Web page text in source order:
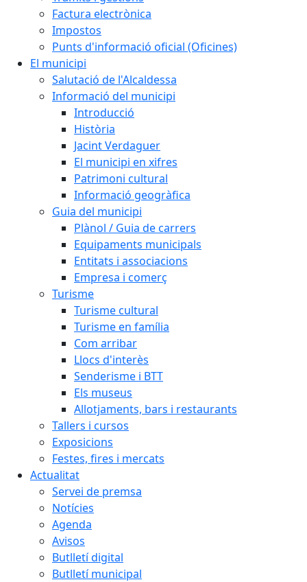
Factura electrònica
Impostos
Punts d'informació oficial (Oficines)
El municipi
Salutació de l'Alcaldessa
Informació del municipi
Introducció
Història
Jacint Verdaguer
El municipi en xifres
Patrimoni cultural
Informació geogràfica
Guia del municipi
Plànol / Guia de carrers
Equipaments municipals
Entitats i associacions
Empresa i comerç
Turisme
Turisme cultural
Turisme en família
Com arribar
Llocs d'interès
Senderisme i BTT
Els museus
Allotjaments, bars i restaurants
Tallers i cursos
Exposicions
Festes, fires i mercats
Actualitat
Servei de premsa
Notícies
Agenda
Avisos
Butlletí digital
Butlletí municipal